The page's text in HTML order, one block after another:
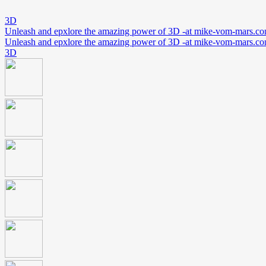
3D
Unleash and epxlore the amazing power of 3D -at mike-vom-
Unleash and epxlore the amazing power of 3D -at mike-vom-
3D